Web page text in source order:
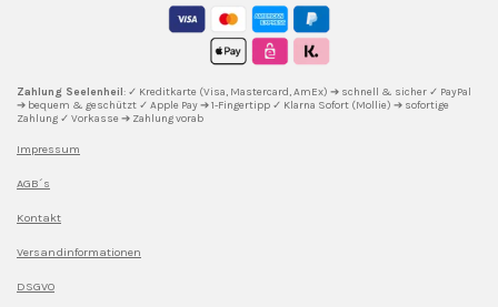
a
g
o
o
k
e
r
e
s
o
k
u
b
Zahlung Seelenheil: ✓ Kreditkarte (Visa, Mastercard, AmEx) ➔ schnell & sicher ✓ PayPal
➔ bequem & geschützt ✓ Apple Pay ➔ 1-Fingertipp ✓ Klarna Sofort (Mollie) ➔ sofortige
Zahlung ✓ Vorkasse ➔ Zahlung vorab
Impressum
AGB´s
Kontakt
Versandinformationen
DSGVO